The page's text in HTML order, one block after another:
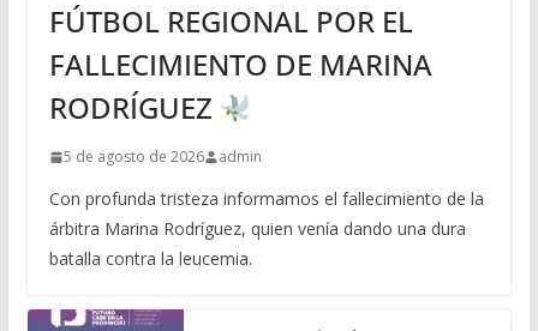
FÚTBOL REGIONAL POR EL
FALLECIMIENTO DE MARINA
RODRÍGUEZ
5 de agosto de 2026 admin
Con profunda tristeza informamos el fallecimiento de la
árbitra Marina Rodríguez, quien venía dando una dura
batalla contra la leucemia.